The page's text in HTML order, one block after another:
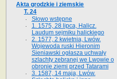
Akta grodzkie i ziemskie
T. 24
Słowo wstępne
1. 1575, 28 lipca, Halicz.
Laudum sejmiku halickiego
2. 1577, 2 kwietnia, Lwów.
Wojewoda ruski Hieronim
Sieniawski ogłasza uchwały
szlachty zebranej we Lwowie o
obronie ziemi przed Tatarami
3. 1587, 14 maja, Lwów.